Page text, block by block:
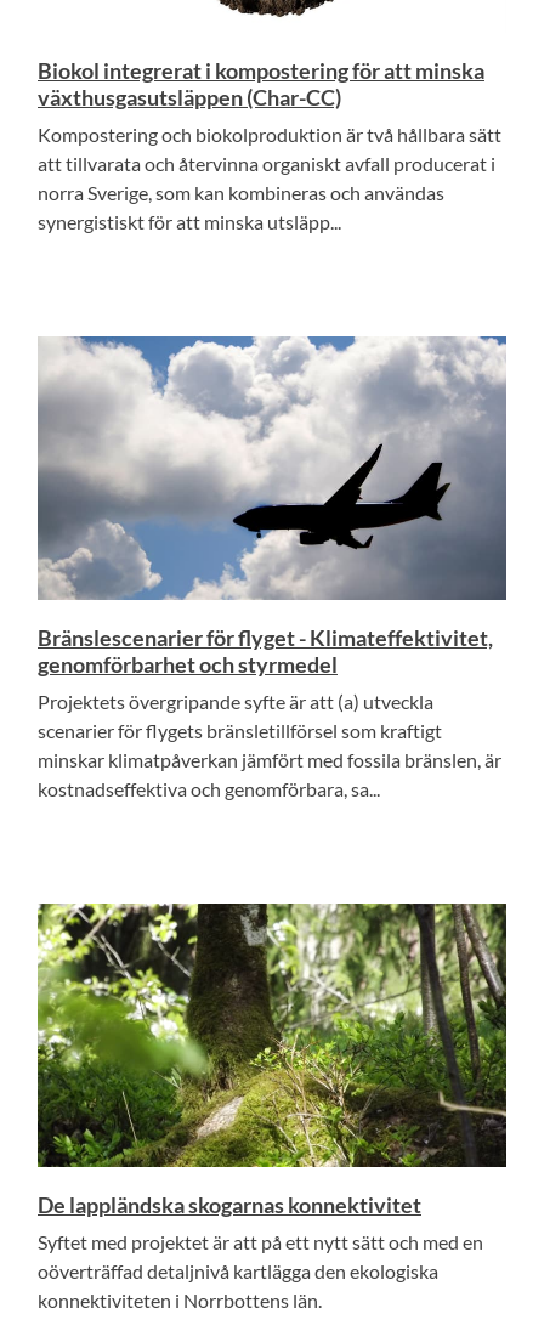
Biokol integrerat i kompostering för att minska
växthusgasutsläppen (Char-CC)
Kompostering och biokolproduktion är två hållbara sätt
att tillvarata och återvinna organiskt avfall producerat i
norra Sverige, som kan kombineras och användas
synergistiskt för att minska utsläpp...
Bränslescenarier för flyget - Klimateffektivitet,
genomförbarhet och styrmedel
Projektets övergripande syfte är att (a) utveckla
scenarier för flygets bränsletillförsel som kraftigt
minskar klimatpåverkan jämfört med fossila bränslen, är
kostnadseffektiva och genomförbara, sa...
De lappländska skogarnas konnektivitet
Syftet med projektet är att på ett nytt sätt och med en
oöverträffad detaljnivå kartlägga den ekologiska
konnektiviteten i Norrbottens län.